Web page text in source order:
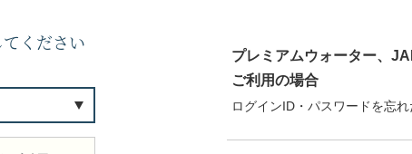
ください
プレミアムウォーター、
ご利用の場合
ログインID・パスワードを忘れ